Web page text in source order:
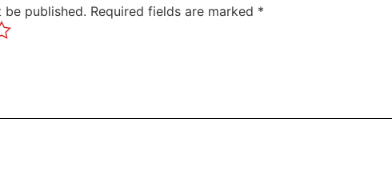
be published. Required fields are marked *